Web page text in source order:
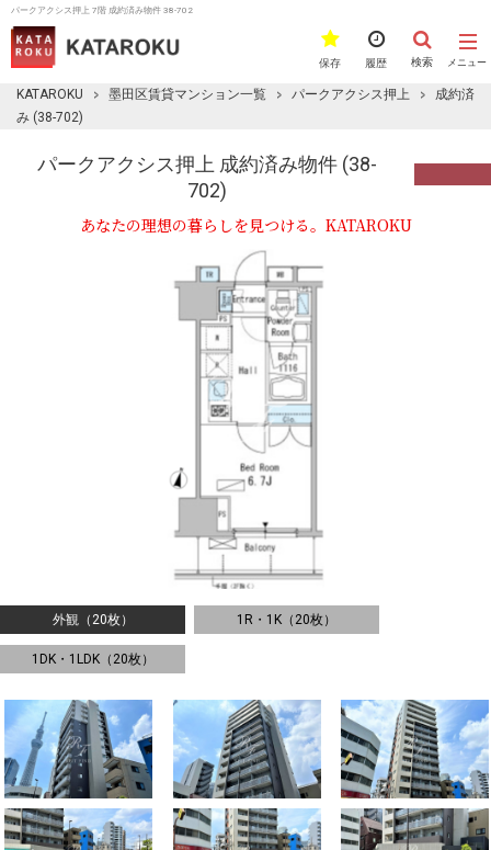
パークアクシス押上 7階 成約済み物件 38-702
メニュー
検索
履歴
保存
KATAROKU 墨田区賃貸マンション一覧 パークアクシス押上
成約済
み (38-702)
パークアクシス押上 成約済み物件 (38-
702)
あなたの理想の暮らしを見つける。KATAROKU
外観（20枚） 1R・1K（20枚）
1DK・1LDK（20枚）